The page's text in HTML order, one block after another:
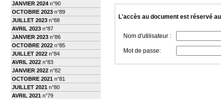
JANVIER 2024 n°90
OCTOBRE 2023 n°89
JUILLET 2023 n°88
AVRIL 2023 n°87
JANVIER 2023 n°86
OCTOBRE 2022 n°85
JUILLET 2022 n°84
AVRIL 2022 n°83
JANVIER 2022 n°82
OCTOBRE 2021 n°81
JUILLET 2021 n°80
AVRIL 2021 n°79
L'accès au document est réservé
Nom d'utilisateur :
Mot de passe: